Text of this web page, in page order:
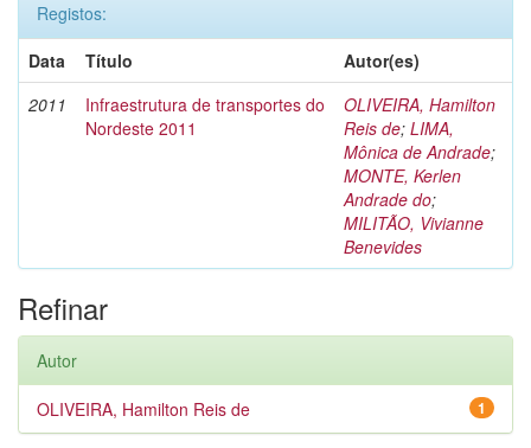
Registos:
Data
Título
Autor(es)
2011
Infraestrutura de transportes do
Nordeste 2011
OLIVEIRA, Hamilton
Reis de; LIMA,
Mônica de Andrade;
MONTE, Kerlen
Andrade do;
MILITÃO, Vivianne
Benevides
Refinar
Autor
1
OLIVEIRA, Hamilton Reis de